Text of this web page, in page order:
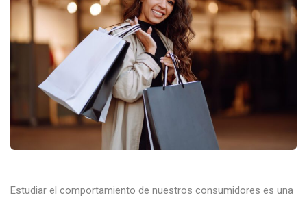
Estudiar el comportamiento de nuestros consumidores es una